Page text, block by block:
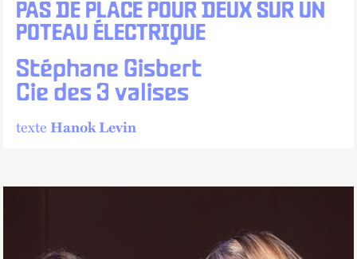
PAS DE PLACE POUR DEUX SUR UN
POTEAU ÉLECTRIQUE
Stéphane Gisbert
Cie des 3 valises
texteHanok Levin